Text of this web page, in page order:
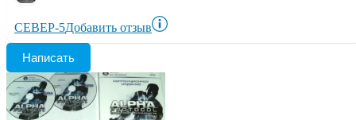
СЕВЕР-5Добавить отзыв
Написать